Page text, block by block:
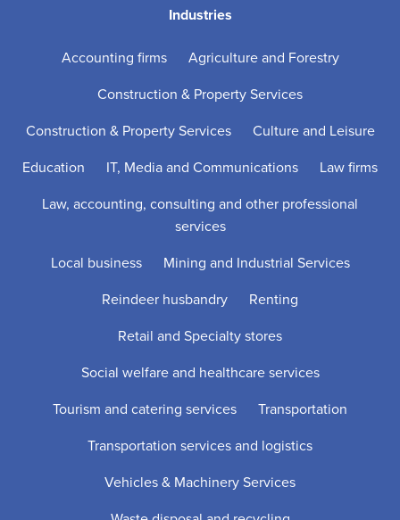
Industries
Accounting firms
Agriculture and Forestry
Construction & Property Services
Construction & Property Services
Culture and Leisure
Education
IT, Media and Communications
Law firms
Law, accounting, consulting and other professional
services
Local business
Mining and Industrial Services
Reindeer husbandry
Renting
Retail and Specialty stores
Social welfare and healthcare services
Tourism and catering services
Transportation
Transportation services and logistics
Vehicles & Machinery Services